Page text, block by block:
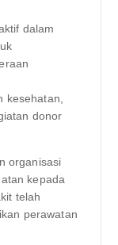
dalam
kesehatan,
donor
organisasi
kepada
telah
perawatan